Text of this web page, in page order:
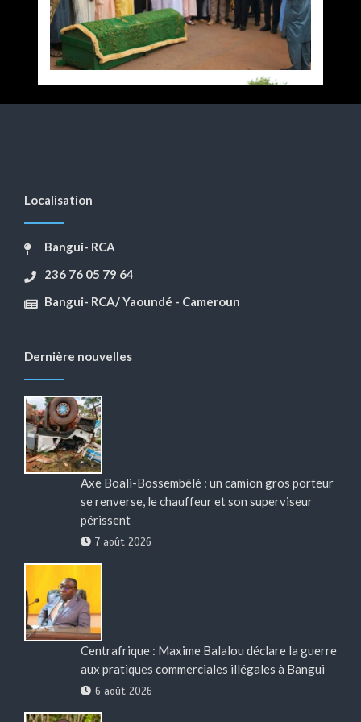
Localisation
Bangui- RCA
236 76 05 79 64
Bangui- RCA/ Yaoundé - Cameroun
Dernière nouvelles
Axe Boali-Bossembélé : un camion gros porteur
se renverse, le chauffeur et son superviseur
périssent
7 août 2026
Centrafrique : Maxime Balalou déclare la guerre
aux pratiques commerciales illégales à Bangui
6 août 2026